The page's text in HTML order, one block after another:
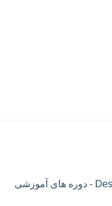
اکانت پرمیوم DesignGurus.io - دوره ‌های آموزشی